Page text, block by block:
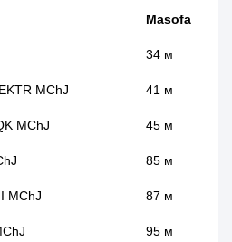
Masofa
34 м
MChJ 41 м
MChJ 45 м
85 м
MChJ 87 м
95 м